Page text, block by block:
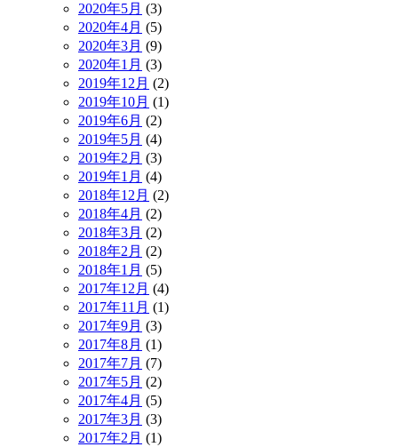
2020年5月 (3)
2020年4月 (5)
2020年3月 (9)
2020年1月 (3)
2019年12月 (2)
2019年10月 (1)
2019年6月 (2)
2019年5月 (4)
2019年2月 (3)
2019年1月 (4)
2018年12月 (2)
2018年4月 (2)
2018年3月 (2)
2018年2月 (2)
2018年1月 (5)
2017年12月 (4)
2017年11月 (1)
2017年9月 (3)
2017年8月 (1)
2017年7月 (7)
2017年5月 (2)
2017年4月 (5)
2017年3月 (3)
2017年2月 (1)